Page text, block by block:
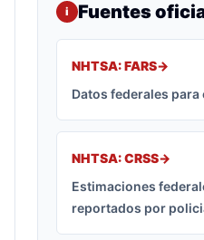
i Fuentes
NHTSA: FARS->
Datos federales
NHTSA: CRSS->
Estimaciones
reportados por